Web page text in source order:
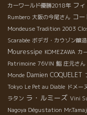
カーワールド優勝2018年 フ
Rumbero 大阪の今尾さん コ
Mondeuse Tradition 2003
Scarabée ボデガ・カウゾン醸
Mouressipe KOMEZAWA カ
Patrimoine 76VIN 鮨 庄元さん
Monde Damien COQUELET
Tokyo Le Pet au Diable ドメー
ラタン ラ・ルミーズ Vini
Nagoya Dégustation